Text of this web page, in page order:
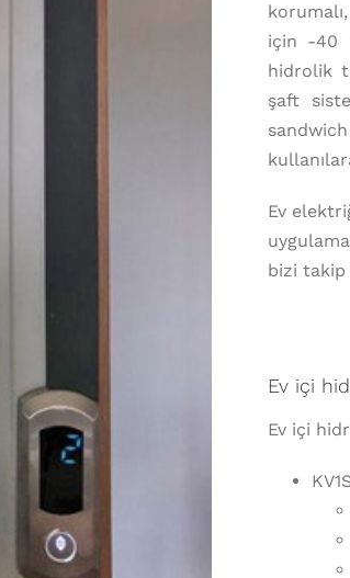
için -40
hidrolik
şaft
Ev
bizi takip
Ev içi
Ev içi